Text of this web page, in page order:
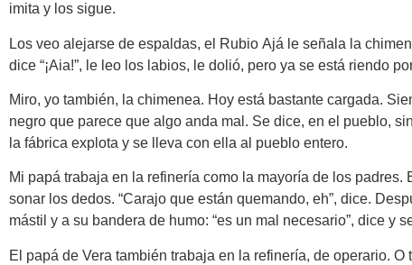
imita y los sigue.
Los veo alejarse de espaldas, el Rubio Ajá le señala la
dice “¡Aia!”, le leo los labios, le dolió, pero ya se está riendo
Miro, yo también, la chimenea. Hoy está bastante cargada.
negro que parece que algo anda mal. Se dice, en el pueblo,
la fábrica explota y se lleva con ella al pueblo entero.
Mi papá trabaja en la refinería como la mayoría de los
sonar los dedos. “Carajo que están quemando, eh”, dice.
mástil y a su bandera de humo: “es un mal necesario”, dice y
El papá de Vera también trabaja en la refinería, de operario.